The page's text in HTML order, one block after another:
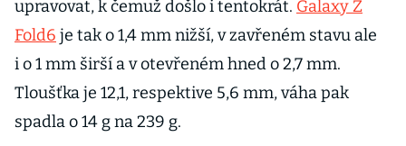
upravovat, k čemuž došlo i tentokrát. Galaxy Z
Fold6 je tak o 1,4 mm nižší, v zavřeném stavu ale
i o 1 mm širší a v otevřeném hned o 2,7 mm.
Tloušťka je 12,1, respektive 5,6 mm, váha pak
spadla o 14 g na 239 g.